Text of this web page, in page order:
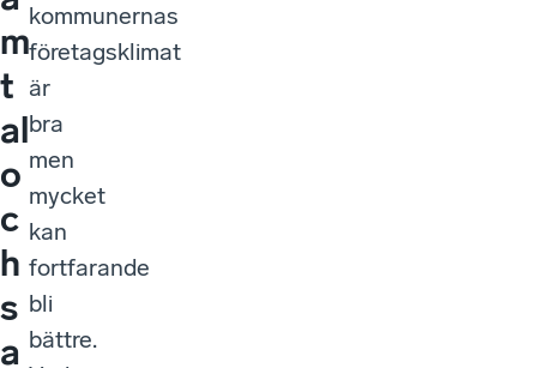
m
t
al
o
c
h
s
a
kommunernas
företagsklimat
är
bra
men
mycket
kan
fortfarande
bli
bättre.